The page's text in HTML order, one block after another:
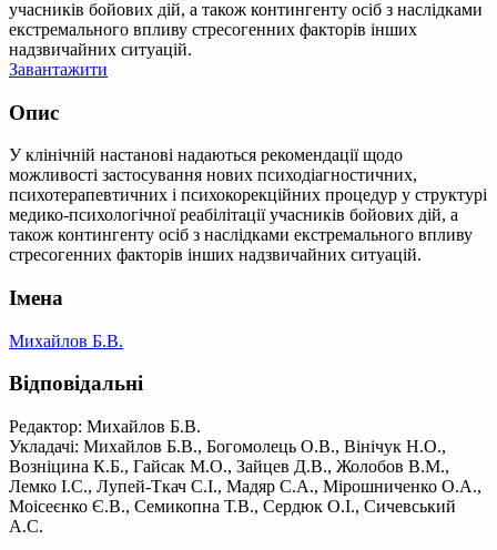
учасників бойових дій, а також контингенту осіб з наслідками
екстремального впливу стресогенних факторів інших
надзвичайних ситуацій.
Завантажити
Опис
У клінічній настанові надаються рекомендації щодо
можливості застосування нових психодіагностичних,
психотерапевтичних і психокорекційних процедур у структурі
медико-психологічної реабілітації учасників бойових дій, а
також контингенту осіб з наслідками екстремального впливу
стресогенних факторів інших надзвичайних ситуацій.
Імена
Михайлов Б.В.
Відповідальні
Редактор: Михайлов Б.В.
Укладачі: Михайлов Б.В., Богомолець О.В., Вінічук Н.О.,
Возніцина К.Б., Гайсак М.О., Зайцев Д.В., Жолобов В.М.,
Лемко І.С., Лупей-Ткач С.І., Мадяр С.А., Мірошниченко О.А.,
Моісеєнко Є.В., Семикопна Т.В., Сердюк О.І., Сичевський
А.С.